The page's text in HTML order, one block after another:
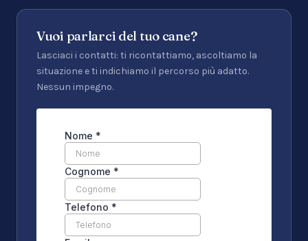
Vuoi parlarci del tuo cane?
Lasciaci i contatti: ti ricontattiamo, ascoltiamo la
situazione e ti indichiamo il percorso più adatto.
Nessun impegno.